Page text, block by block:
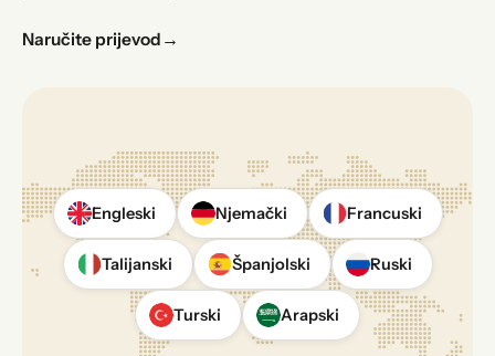
Naručite prijevod →
Engleski Njemački Francuski
Talijanski Španjolski Ruski
Turski Arapski